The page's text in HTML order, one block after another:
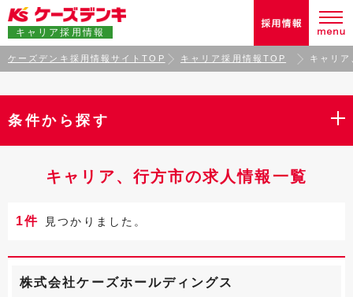
キャリア採用情報
ケーズデンキ採用情報サイトTOP キャリア採用情報TOP キャリ
条件から探す
キャリア、行方市の求人情報一覧
1件 見つかりました。
株式会社ケーズホールディングス